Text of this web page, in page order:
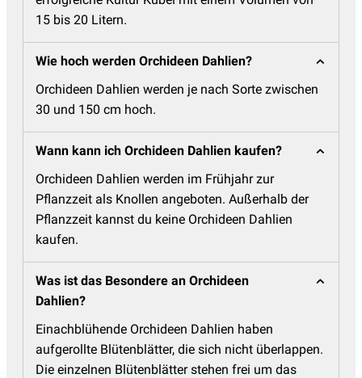
15 bis 20 Litern.
Wie hoch werden Orchideen Dahlien?
Orchideen Dahlien werden je nach Sorte zwischen
30 und 150 cm hoch.
Wann kann ich Orchideen Dahlien kaufen?
Orchideen Dahlien werden im Frühjahr zur
Pflanzzeit als Knollen angeboten. Außerhalb der
Pflanzzeit kannst du keine Orchideen Dahlien
kaufen.
Was ist das Besondere an Orchideen
Dahlien?
Einachblühende Orchideen Dahlien haben
aufgerollte Blütenblätter, die sich nicht überlappen.
Die einzelnen Blütenblätter stehen frei um das